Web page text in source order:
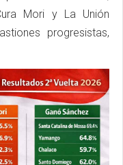
Mori y La Unión
progresistas,